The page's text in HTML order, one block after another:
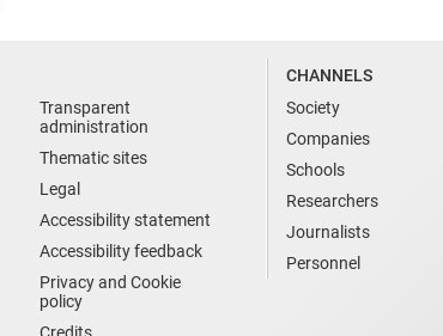
Transparent
administration
Thematic sites
Legal
Accessibility statement
Accessibility feedback
Privacy and Cookie
policy
CHANNELS
Society
Companies
Schools
Researchers
Journalists
Personnel